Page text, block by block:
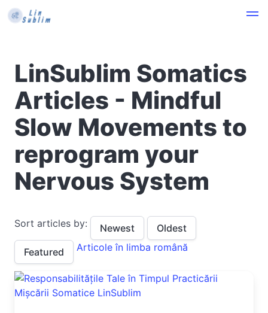
LinSublim Somatics
Articles - Mindful
Slow Movements to
reprogram your
Nervous System
Sort articles by: Newest
Oldest
Featured
Articole în limba română